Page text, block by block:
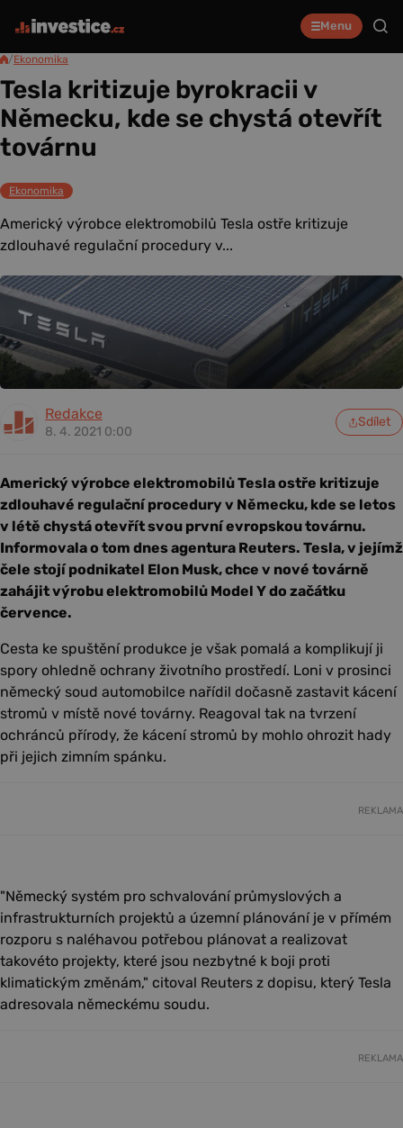
Menu
/Ekonomika
Tesla kritizuje byrokracii v
Německu, kde se chystá otevřít
továrnu
Ekonomika
Americký výrobce elektromobilů Tesla ostře kritizuje
zdlouhavé regulační procedury v...
Redakce
8. 4. 2021 0:00
Sdílet
Americký výrobce elektromobilů Tesla ostře kritizuje
zdlouhavé regulační procedury v Německu, kde se letos
v létě chystá otevřít svou první evropskou továrnu.
Informovala o tom dnes agentura Reuters. Tesla, v jejímž
čele stojí podnikatel Elon Musk, chce v nové továrně
zahájit výrobu elektromobilů Model Y do začátku
července.
Cesta ke spuštění produkce je však pomalá a komplikují ji
spory ohledně ochrany životního prostředí. Loni v prosinci
německý soud automobilce nařídil dočasně zastavit kácení
stromů v místě nové továrny. Reagoval tak na tvrzení
ochránců přírody, že kácení stromů by mohlo ohrozit hady
při jejich zimním spánku.
REKLAMA
"Německý systém pro schvalování průmyslových a
infrastrukturních projektů a územní plánování je v přímém
rozporu s naléhavou potřebou plánovat a realizovat
takovéto projekty, které jsou nezbytné k boji proti
klimatickým změnám," citoval Reuters z dopisu, který Tesla
adresovala německému soudu.
REKLAMA